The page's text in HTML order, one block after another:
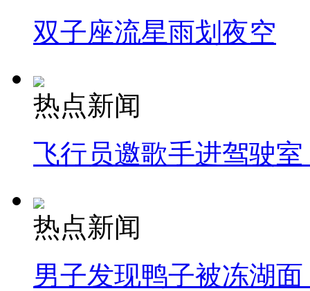
双子座流星雨划夜空
热点新闻
飞行员邀歌手进驾驶
热点新闻
男子发现鸭子被冻湖